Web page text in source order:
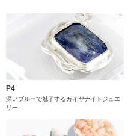
P4
深いブルーで魅了するカイヤナイトジュエ
リー